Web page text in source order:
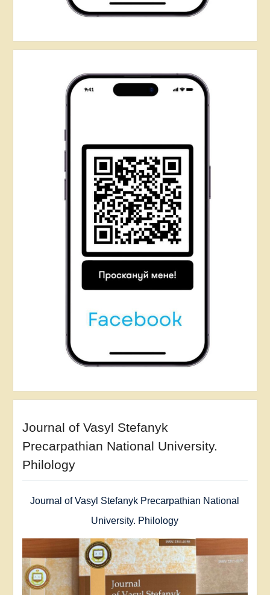
Journal of Vasyl Stefanyk
Precarpathian National University.
Philology
Journal of Vasyl Stefanyk Precarpathian National
University. Philology